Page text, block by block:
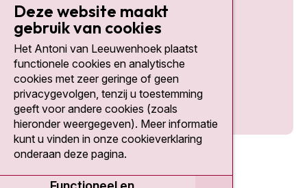
Social media
Deze website maakt
gebruik van cookies
Het Antoni van Leeuwenhoek plaatst
functionele cookies en analytische
cookies met zeer geringe of geen
privacygevolgen, tenzij u toestemming
geeft voor andere cookies (zoals
hieronder weergegeven). Meer informatie
kunt u vinden in onze cookieverklaring
onderaan deze pagina.